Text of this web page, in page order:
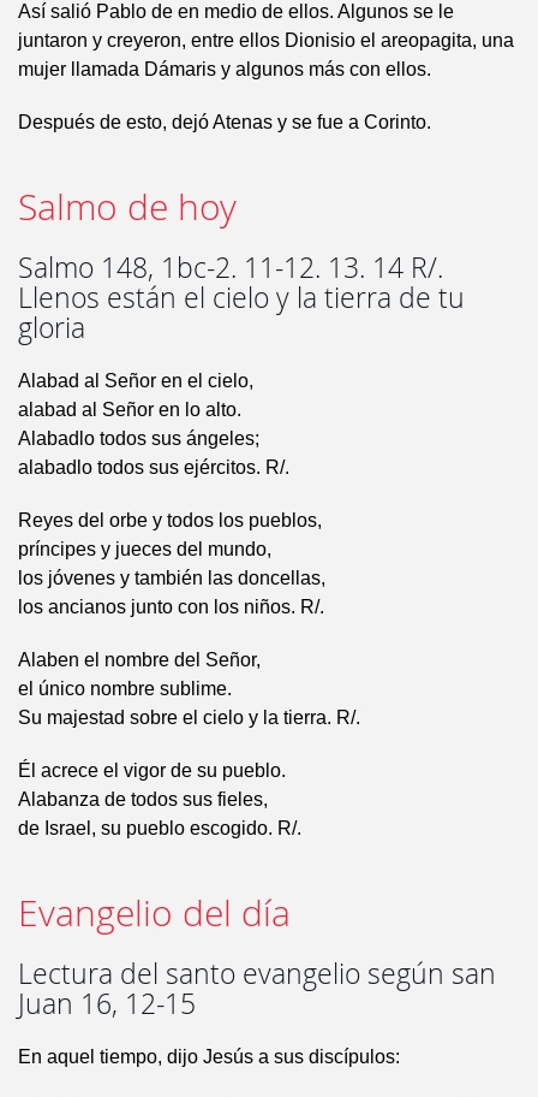
Así salió Pablo de en medio de ellos. Algunos se le
juntaron y creyeron, entre ellos Dionisio el areopagita, una
mujer llamada Dámaris y algunos más con ellos.
Después de esto, dejó Atenas y se fue a Corinto.
Salmo de hoy
Salmo 148, 1bc-2. 11-12. 13. 14 R/.
Llenos están el cielo y la tierra de tu
gloria
Alabad al Señor en el cielo,
alabad al Señor en lo alto.
Alabadlo todos sus ángeles;
alabadlo todos sus ejércitos. R/.
Reyes del orbe y todos los pueblos,
príncipes y jueces del mundo,
los jóvenes y también las doncellas,
los ancianos junto con los niños. R/.
Alaben el nombre del Señor,
el único nombre sublime.
Su majestad sobre el cielo y la tierra. R/.
Él acrece el vigor de su pueblo.
Alabanza de todos sus fieles,
de Israel, su pueblo escogido. R/.
Evangelio del día
Lectura del santo evangelio según san
Juan 16, 12-15
En aquel tiempo, dijo Jesús a sus discípulos: